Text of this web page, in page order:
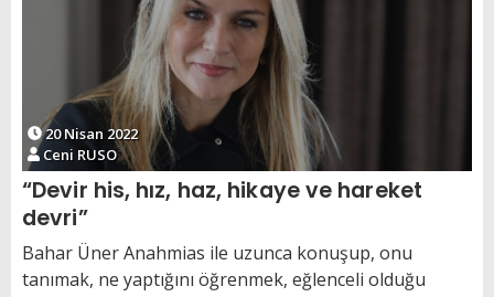
20 Nisan 2022
Ceni RUSO
“Devir his, hız, haz, hikaye ve hareket
devri”
Bahar Üner Anahmias ile uzunca konuşup, onu
tanımak, ne yaptığını öğrenmek, eğlenceli olduğu